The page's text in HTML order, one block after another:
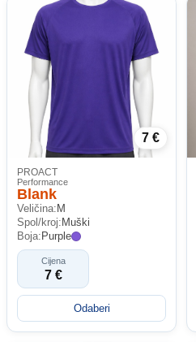
7 €
PROACT
Performance
Blank
Veličina: M
Spol/kroj: Muški
Boja: Purple
Cijena
7 €
Odaberi